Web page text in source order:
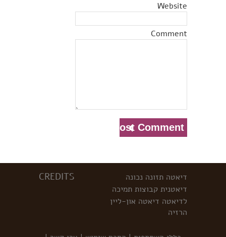
Website
Comment
CREDITS דיאטה תזונה נכונה
דיאטנית קבוצות תמיכה
לדיאטה דיאטה און-ליין
הרזיה